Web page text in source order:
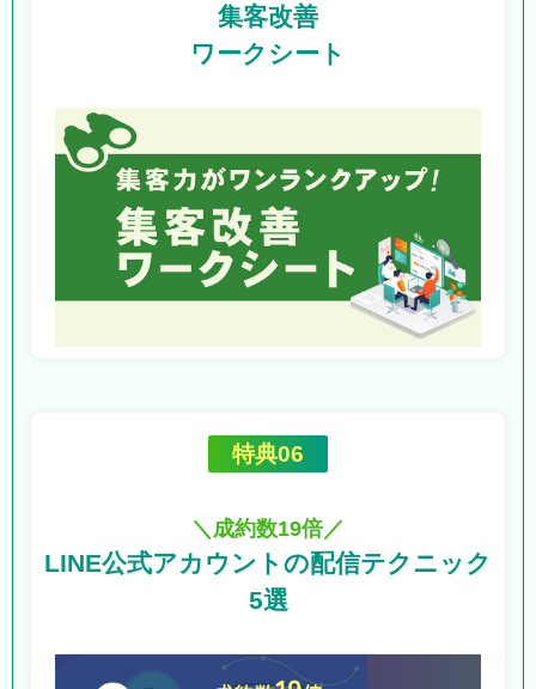
集客改善
ワークシート
特典06
＼成約数19倍／
LINE公式アカウントの配信テクニック
5選